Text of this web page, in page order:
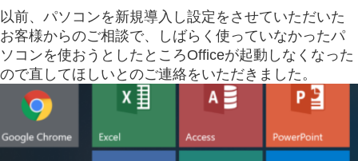
以前、パソコンを新規導入し設定をさせていただいた
お客様からのご相談で、しばらく使っていなかったパ
ソコンを使おうとしたところOfficeが起動しなくなった
ので直してほしいとのご連絡をいただきました。